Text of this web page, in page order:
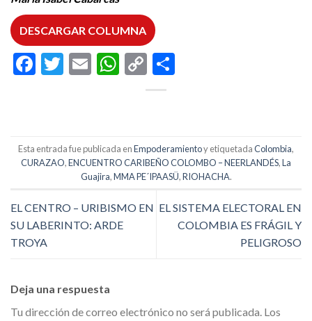
DESCARGAR COLUMNA
Facebook
Twitter
EmailWhatsApp
Copy
Link
Esta entrada fue publicada enEmpoderamientoy etiquetadaColombia,
CURAZAO,ENCUENTRO CARIBEÑO COLOMBO – NEERLANDÉS,La
Guajira,MMA PE´IPAASÜ,RIOHACHA.
EL CENTRO – URIBISMO EN
SU LABERINTO: ARDE
TROYA
EL SISTEMA ELECTORAL EN
COLOMBIA ES FRÁGIL Y
PELIGROSO
Deja una respuesta
Tu dirección de correo electrónico no será publicada. Los